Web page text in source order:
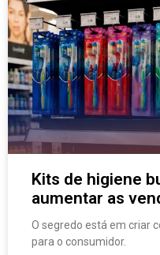
Kits de higiene
aumentar as
O segredo está em criar
para o consumidor.